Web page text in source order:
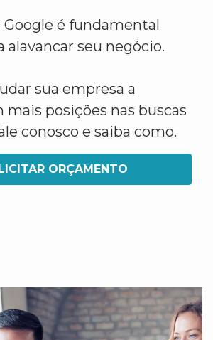
Google é fundamental
alavancar seu negócio.
sua empresa a
mais posições nas buscas
conosco e saiba como.
ORÇAMENTO